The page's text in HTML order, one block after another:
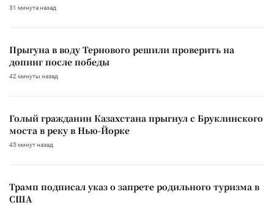
31 минута назад
Прыгуна в воду Тернового решили проверить на
допинг после победы
42 минуты назад
Голый гражданин Казахстана прыгнул с Бруклинского
моста в реку в Нью-Йорке
45 минут назад
Трамп подписал указ о запрете родильного туризма в
США